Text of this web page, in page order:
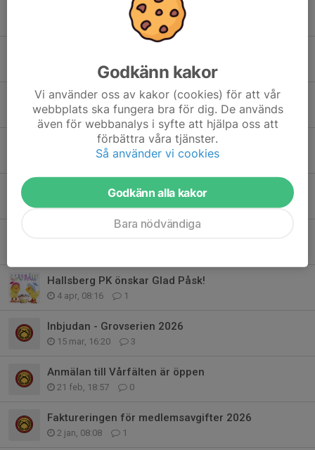
0
19 jun, 06:50 1
Funktionärer till Örebroträffen (5-6 september)
8 jun, 06:47 0
Semestersnabben
4 jun, 20:55 0
Rikstävlingen på hemortens banor
Hallsberg PK önskar Glad Påsk!
4 apr, 08:16 1
Inbjudan - Grovserien 2026
15 mar, 16:20 3
Anmälan till Vårfälten är öppen
21 feb, 18:57 0
Faktureringen för medlemsavgifter 2026
2 jan, 08:08 1
Godkänn kakor
Vi använder oss av kakor (cookies) för att vår
webbplats ska fungera bra för dig. De används
även för webbanalys i syfte att hjälpa oss att
förbättra våra tjänster.
Så använder vi cookies
Godkänn alla kakor
Bara nödvändiga